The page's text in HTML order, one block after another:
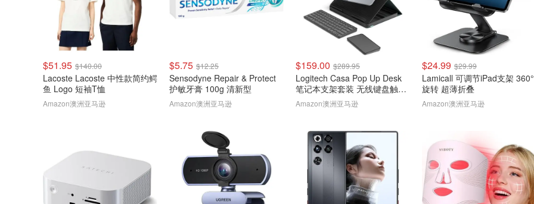
$51.95 $140.00
Lacoste Lacoste 中性款简约鳄
鱼 Logo 短袖T恤
Amazon澳洲亚马逊
$5.75 $12.25
Sensodyne Repair & Protect
护敏牙膏 100g 清新型
Amazon澳洲亚马逊
$159.00 $289.95
Logitech Casa Pop Up Desk
笔记本支架套装 无线键盘触控
板
Amazon澳洲亚马逊
$24.99 $29.99
Lamicall 可调节iPad支架 360°
旋转 超薄折叠
Amazon澳洲亚马逊